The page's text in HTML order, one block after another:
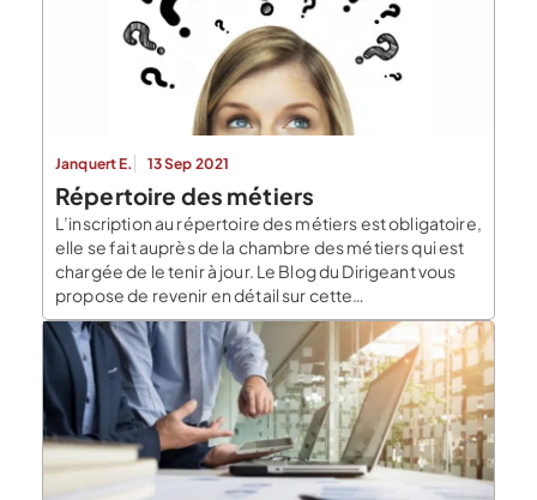
Janquert E. 13 Sep 2021
Répertoire des métiers
L’inscription au répertoire des métiers est obligatoire,
elle se fait auprès de la chambre des métiers qui est
chargée de le tenir à jour. Le Blog du Dirigeant vous
propose de revenir en détail sur cette
immatriculation. L’immatriculation au répertoire des
métiers ? Plusieurs conditions sont nécessaires : Etre
une personne physique ou morale Exercer une […]